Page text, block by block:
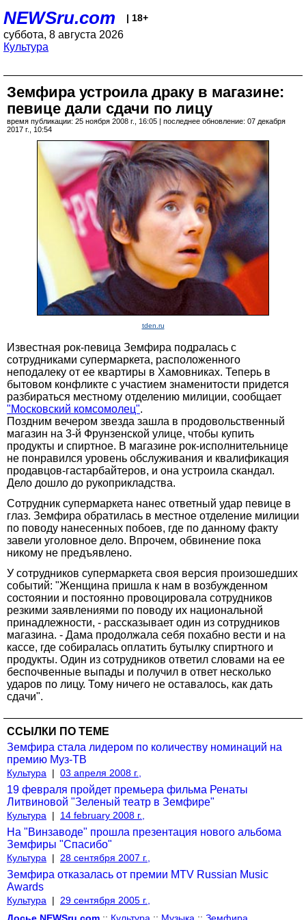
NEWSru.com | 18+
суббота, 8 августа 2026
Культура
Земфира устроила драку в магазине:
певице дали сдачи по лицу
время публикации: 25 ноября 2008 г., 16:05 | последнее обновление: 07 декабря
2017 г., 10:54
tden.ru
Известная рок-певица Земфира подралась с
сотрудниками супермаркета, расположенного
неподалеку от ее квартиры в Хамовниках. Теперь в
бытовом конфликте с участием знаменитости придется
разбираться местному отделению милиции, сообщает
"Московский комсомолец".
Поздним вечером звезда зашла в продовольственный
магазин на 3-й Фрунзенской улице, чтобы купить
продукты и спиртное. В магазине рок-исполнительнице
не понравился уровень обслуживания и квалификация
продавцов-гастарбайтеров, и она устроила скандал.
Дело дошло до рукоприкладства.
Сотрудник супермаркета нанес ответный удар певице в
глаз. Земфира обратилась в местное отделение милиции
по поводу нанесенных побоев, где по данному факту
завели уголовное дело. Впрочем, обвинение пока
никому не предъявлено.
У сотрудников супермаркета своя версия произошедших
событий: "Женщина пришла к нам в возбужденном
состоянии и постоянно провоцировала сотрудников
резкими заявлениями по поводу их национальной
принадлежности, - рассказывает один из сотрудников
магазина. - Дама продолжала себя похабно вести и на
кассе, где собиралась оплатить бутылку спиртного и
продукты. Один из сотрудников ответил словами на ее
беспочвенные выпады и получил в ответ несколько
ударов по лицу. Тому ничего не оставалось, как дать
сдачи".
ССЫЛКИ ПО ТЕМЕ
Земфира стала лидером по количеству номинаций на
премию Муз-ТВ
Культура | 03 апреля 2008 г.,
19 февраля пройдет премьера фильма Ренаты
Литвиновой "Зеленый театр в Земфире"
Культура | 14 february 2008 г.,
На "Винзаводе" прошла презентация нового альбома
Земфиры "Спасибо"
Культура | 28 сентября 2007 г.,
Земфира отказалась от премии MTV Russian Music
Awards
Культура |
29 сентября 2005 г.,
Досье NEWSru.com :: Культура :: Музыка :: Земфира